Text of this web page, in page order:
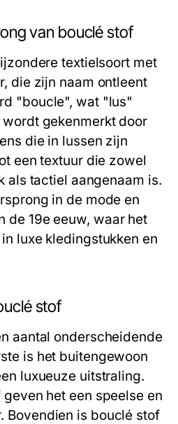
van bouclé stof
textielsoort met
die zijn naam ontleent
"boucle", wat "lus"
gekenmerkt door
die in lussen zijn
een textuur die zowel
als tactiel aangenaam is.
in de mode en
de 19e eeuw, waar het
luxe kledingstukken en
stof
aantal onderscheidende
is het buitengewoon
luxueuze uitstraling.
het een speelse en
Bovendien is bouclé stof